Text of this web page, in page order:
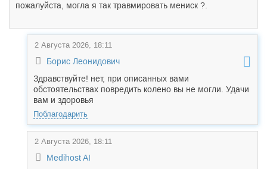
пожалуйста, могла я так травмировать мениск ?.
2 Августа 2026, 18:11
Борис Леонидович
Здравствуйте! нет, при описанных вами
обстоятельствах повредить колено вы не могли. Удачи
вам и здоровья
Поблагодарить
2 Августа 2026, 18:11
Medihost AI